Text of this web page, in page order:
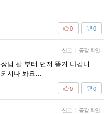
0
0
신고 | 공감 확인
님 팔 부터 먼저 뜯겨 나갑니
시나 봐요...
0
0
신고 | 공감 확인